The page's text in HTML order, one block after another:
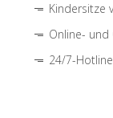
Kindersitze
Online- und
24/7-Hotline